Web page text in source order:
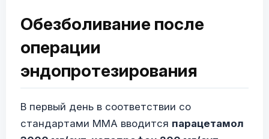
Обезболивание после
операции
эндопротезирования
В первый день в соответствии со
стандартами ММА вводится парацетамол